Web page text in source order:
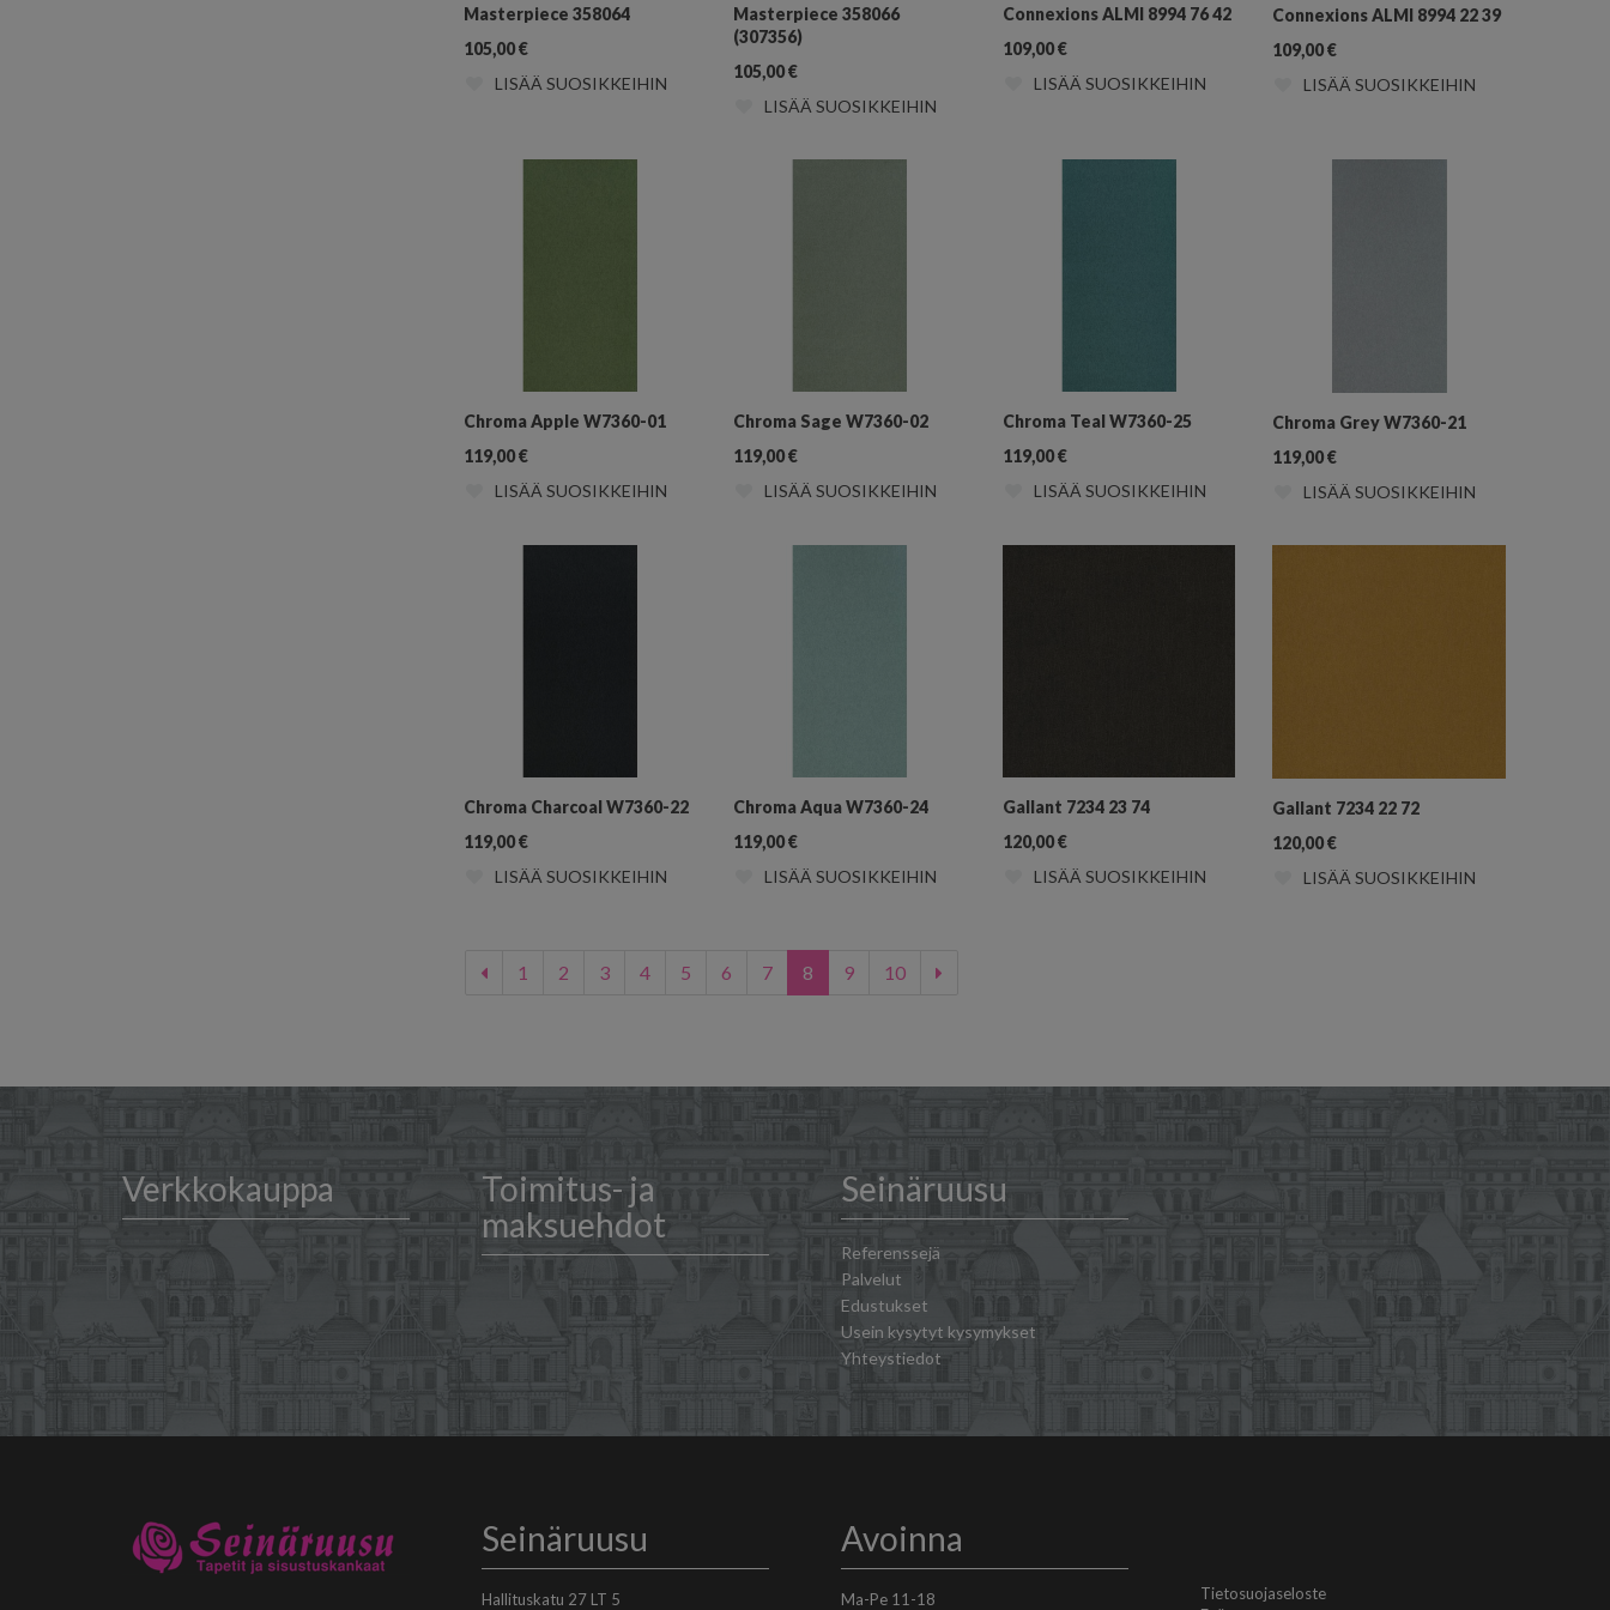
Masterpiece 358064
105,00€
LISÄÄ SUOSIKKEIHIN
Masterpiece 358066
(307356)
105,00€
LISÄÄ SUOSIKKEIHIN
Connexions ALMI 8994 76 42
109,00€
LISÄÄ SUOSIKKEIHIN
Connexions ALMI 8994 22 39
109,00€
LISÄÄ SUOSIKKEIHIN
Chroma Apple W7360-01
119,00€
LISÄÄ SUOSIKKEIHIN
Chroma Sage W7360-02
119,00€
LISÄÄ SUOSIKKEIHIN
Chroma Teal W7360-25
119,00€
LISÄÄ SUOSIKKEIHIN
Chroma Grey W7360-21
119,00€
LISÄÄ SUOSIKKEIHIN
Chroma Charcoal W7360-22
119,00€
LISÄÄ SUOSIKKEIHIN
Chroma Aqua W7360-24
119,00€
LISÄÄ SUOSIKKEIHIN
Gallant 7234 23 74
120,00€
LISÄÄ SUOSIKKEIHIN
Gallant 7234 22 72
120,00€
LISÄÄ SUOSIKKEIHIN
1 2 3 4 5 6 7 8 9 10
Verkkokauppa
Toimitus- ja
maksuehdot
Seinäruusu
Referenssejä
Palvelut
Edustukset
Usein kysytyt kysymykset
Yhteystiedot
Seinäruusu
Hallituskatu 27 LT 5
Avoinna
Ma-Pe 11-18
Tietosuojaseloste